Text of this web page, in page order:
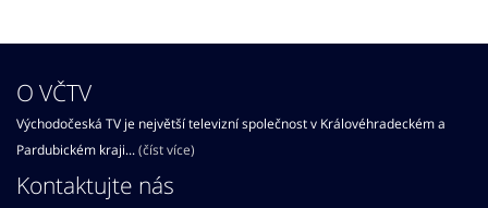
O VČTV
Východočeská TV je největší televizní společnost v Královéhradeckém a
Pardubickém kraji... (číst více)
Kontaktujte nás